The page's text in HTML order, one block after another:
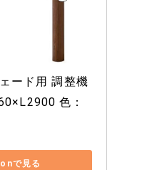
ード用 調整機
色：
で見る